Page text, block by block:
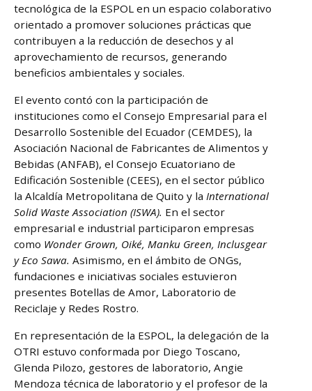
tecnológica de la ESPOL en un espacio colaborativo
orientado a promover soluciones prácticas que
contribuyen a la reducción de desechos y al
aprovechamiento de recursos, generando
beneficios ambientales y sociales.
El evento contó con la participación de
instituciones como el Consejo Empresarial para el
Desarrollo Sostenible del Ecuador (CEMDES), la
Asociación Nacional de Fabricantes de Alimentos y
Bebidas (ANFAB), el Consejo Ecuatoriano de
Edificación Sostenible (CEES), en el sector público
la Alcaldía Metropolitana de Quito y la International
Solid Waste Association (ISWA). En el sector
empresarial e industrial participaron empresas
como Wonder Grown, Oiké, Manku Green, Inclusgear
y Eco Sawa. Asimismo, en el ámbito de ONGs,
fundaciones e iniciativas sociales estuvieron
presentes Botellas de Amor, Laboratorio de
Reciclaje y Redes Rostro.
En representación de la ESPOL, la delegación de la
OTRI estuvo conformada por Diego Toscano,
Glenda Pilozo, gestores de laboratorio, Angie
Mendoza técnica de laboratorio y el profesor de la